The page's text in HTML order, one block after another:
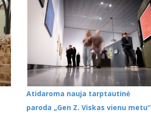
Atidaroma nauja tarptautinė
paroda „Gen Z. Viskas vienu metu“